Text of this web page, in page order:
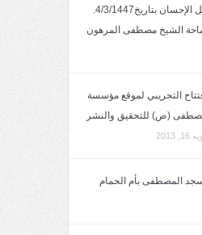
عمل الإحسان بتاريخ4/3/1447.
الشيخ مصطفى المرهون
التجريبي لموقع مؤسسة
(ص) للتحقيق والنشر
2013
المصطفى بأم الحمام